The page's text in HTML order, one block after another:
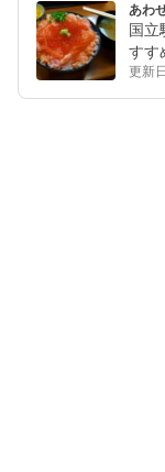
あわ
国立
すす
更新